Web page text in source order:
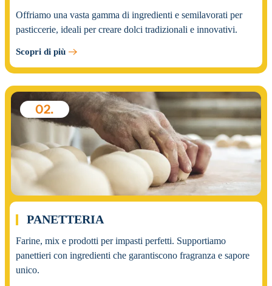
Offriamo una vasta gamma di ingredienti e semilavorati per
pasticcerie, ideali per creare dolci tradizionali e innovativi.
Scopri di più
02.
PANETTERIA
Farine, mix e prodotti per impasti perfetti. Supportiamo
panettieri con ingredienti che garantiscono fragranza e sapore
unico.